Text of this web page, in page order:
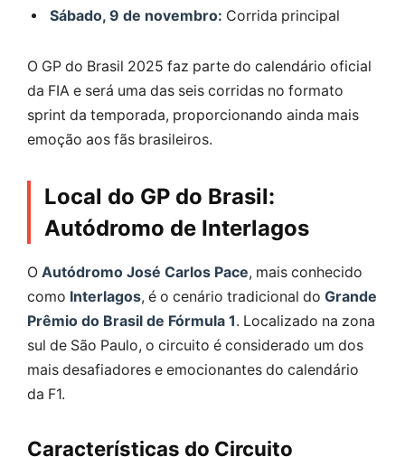
Sábado, 9 de novembro: Corrida principal
O GP do Brasil 2025 faz parte do calendário oficial
da FIA e será uma das seis corridas no formato
sprint da temporada, proporcionando ainda mais
emoção aos fãs brasileiros.
Local do GP do Brasil:
Autódromo de Interlagos
O Autódromo José Carlos Pace, mais conhecido
como Interlagos, é o cenário tradicional do Grande
Prêmio do Brasil de Fórmula 1. Localizado na zona
sul de São Paulo, o circuito é considerado um dos
mais desafiadores e emocionantes do calendário
da F1.
Características do Circuito